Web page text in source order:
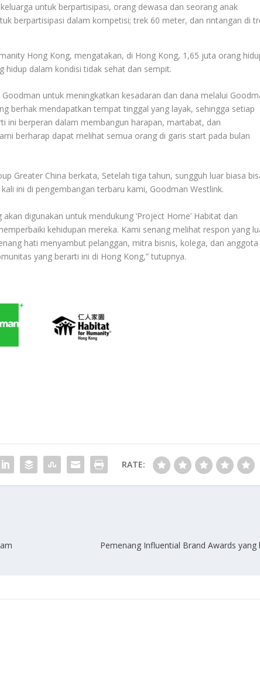
untuk berpartisipasi, orang dewasa dan seorang anak
berpartisipasi dalam kompetisi; trek 60 meter, dan rintangan di
Hong Kong, mengatakan, di Hong Kong, 1,65 juta orang
hidup dalam kondisi tidak sehat dan sempit.
untuk meningkatkan kesadaran dan dana melalui
berhak mendapatkan tempat tinggal yang layak, sehingga setiap
ini berperan dalam membangun harapan, martabat, dan
berharap dapat melihat semua orang di garis start pada bulan
Greater China berkata, Setelah tiga tahun, sungguh luar biasa
ini di pengembangan terbaru kami, Goodman Westlink.
digunakan untuk mendukung ‘Project Home’ Habitat dan
kehidupan mereka. Kami senang melihat respon yang
hati menyambut pelanggan, mitra bisnis, kolega, dan anggota
yang berarti ini di Hong Kong,” tutupnya.
RATE:
Pemenang Influential Brand Awards yang